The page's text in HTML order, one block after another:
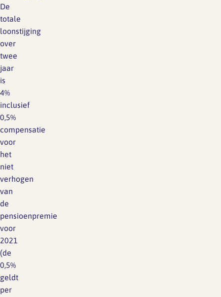
De
totale
loonstijging
over
twee
jaar
is
4%
inclusief
0,5%
compensatie
voor
het
niet
verhogen
van
de
pensioenpremie
voor
2021
(de
0,5%
geldt
per